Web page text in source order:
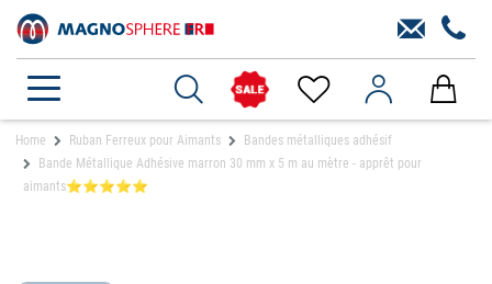
Home Ruban Ferreux pour Aimants
Bandes métalliques adhésif
Bande Métallique Adhésive marron 30 mm x 5 m au mètre - apprêt pour
aimants⭐⭐⭐⭐⭐